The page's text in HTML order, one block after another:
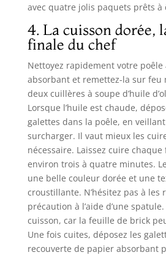
avec quatre jolis paquets prêts à
4. La cuisson dorée,
finale du chef
Nettoyez rapidement votre
absorbant et remettez-la sur feu
deux cuillères à soupe d’huile
Lorsque l’huile est chaude,
galettes dans la poêle, en
surcharger. Il vaut mieux les
nécessaire. Laissez cuire
environ trois à quatre minutes.
une belle couleur dorée et une
croustillante. N’hésitez pas à les
précaution à l’aide d’une
cuisson, car la feuille de brick
Une fois cuites, déposez les
recouverte de papier absorbant